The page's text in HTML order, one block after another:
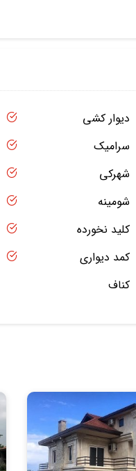
دیوار کشی
سرامیک
شهرکی
شومینه
کلید نخورده
کمد دیواری
کناف